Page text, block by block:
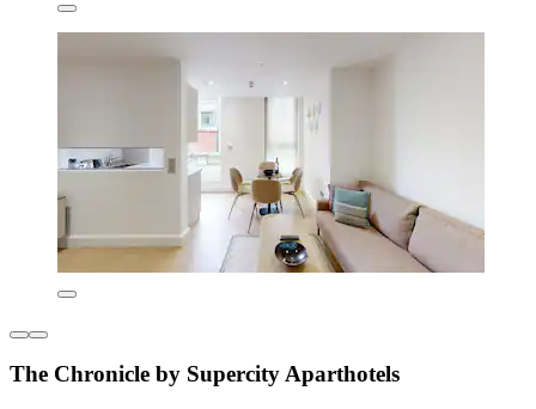
The Chronicle by Supercity Aparthotels